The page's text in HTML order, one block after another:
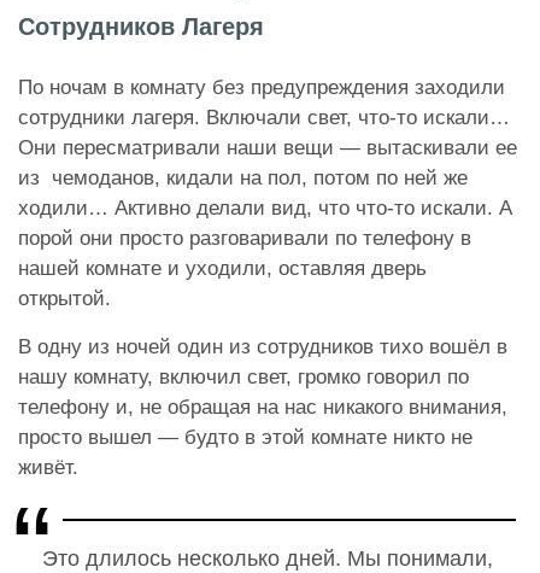
Сотрудников Лагеря
По ночам в комнату без предупреждения заходили
сотрудники лагеря. Включали свет, что-то искали…
Они пересматривали наши вещи — вытаскивали ее
из чемоданов, кидали на пол, потом по ней же
ходили… Активно делали вид, что что-то искали. А
порой они просто разговаривали по телефону в
нашей комнате и уходили, оставляя дверь
открытой.
В одну из ночей один из сотрудников тихо вошёл в
нашу комнату, включил свет, громко говорил по
телефону и, не обращая на нас никакого внимания,
просто вышел — будто в этой комнате никто не
живёт.
Это длилось несколько дней. Мы понимали,